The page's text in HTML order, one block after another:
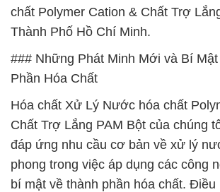
chất Polymer Cation & Chất Trợ
Thành Phố Hồ Chí Minh.
### Những Phát Minh Mới và Bí
Phần Hóa Chất
Hóa chất Xử Lý Nước hóa chất
Chất Trợ Lắng PAM Bột của chúng
đáp ứng nhu cầu cơ bản về xử lý
phong trong việc áp dụng các công
bí mật về thành phần hóa chất.